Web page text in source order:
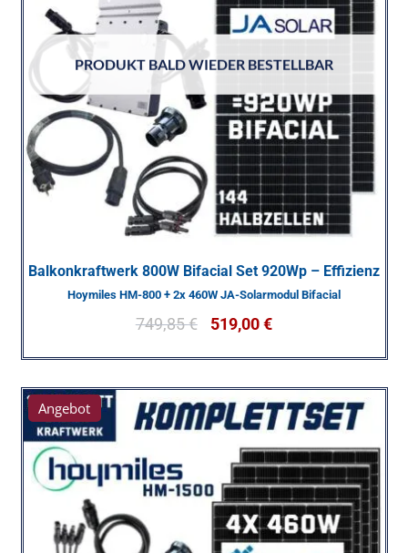
PRODUKT BALD WIEDER BESTELLBAR
Balkonkraftwerk 800W Bifacial Set 920Wp – Effizienz
Hoymiles HM-800 + 2x 460W JA-Solarmodul Bifacial
749,85€ 519,00€
Angebot